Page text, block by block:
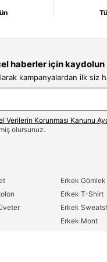
haberler için kaydolun
kampanyalardan ilk siz
Verilerin Korunması Kanunu
olursunuz.
Erkek Gömlek
Erkek T-Shirt
Erkek
Erkek Mont